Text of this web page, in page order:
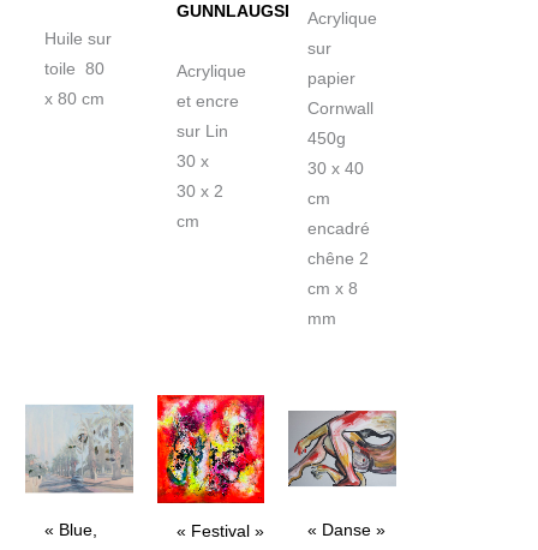
Huile sur
toile 80
x 80 cm
GUNNLAUGSDOTTIR
Acrylique
et encre
sur Lin
30 x
30 x 2
cm
Acrylique
sur
papier
Cornwall
450g
30 x 40
cm
encadré
chêne 2
cm x 8
mm
« Blue,
« Festival » « Danse »